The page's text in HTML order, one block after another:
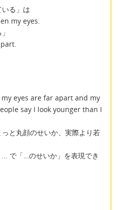
いる」は
my eyes.
eyes are far apart and my
say I look younger than I
っと丸顔のせいか、実際より若
で「…のせいか」を表現でき